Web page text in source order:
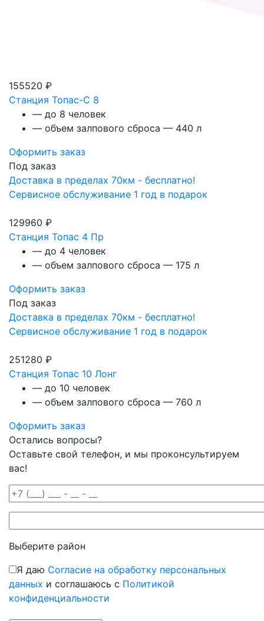
155520 ₽
Станция Топас-С 8
— до 8 человек
— объем залпового сброса — 440 л
Оформить заказ
Под заказ
Доставка в пределах 70км - бесплатно!
Сервисное обслуживание 1 год в подарок
129960 ₽
Станция Топас 4 Пр
— до 4 человек
— объем залпового сброса — 175 л
Оформить заказ
Под заказ
Доставка в пределах 70км - бесплатно!
Сервисное обслуживание 1 год в подарок
251280 ₽
Станция Топас 10 Лонг
— до 10 человек
— объем залпового сброса — 760 л
Оформить заказ
Остались вопросы?
Оставьте свой телефон, и мы проконсультируем
вас!
Выберите район
Я даю Согласие на обработку персональных
данных и соглашаюсь с Политикой
конфиденциальности